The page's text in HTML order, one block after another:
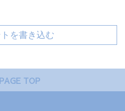
を書き込む
PAGE TOP